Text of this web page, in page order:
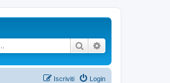
Cerca
Login
Iscriviti